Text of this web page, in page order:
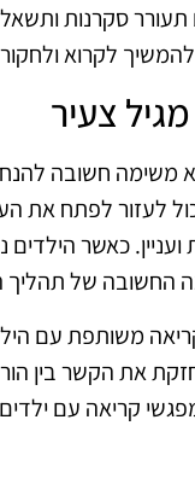
סקרנות ותשאל
לקרוא
צעיר
משימה חשובה
לעזור לפתח את
ועניין. כאשר
החשובה של תהליך
משותפת עם
את הקשר בין
קריאה עם